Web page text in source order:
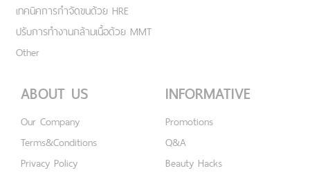
เทคนิคการกำจัดขนด้วย HRE
ปรับการทำงานกล้ามเนื้อด้วย MMT
Other
ABOUT US
Our Company
Terms&Conditions
Privacy Policy
INFORMATIVE
Promotions
Q&A
Beauty Hacks